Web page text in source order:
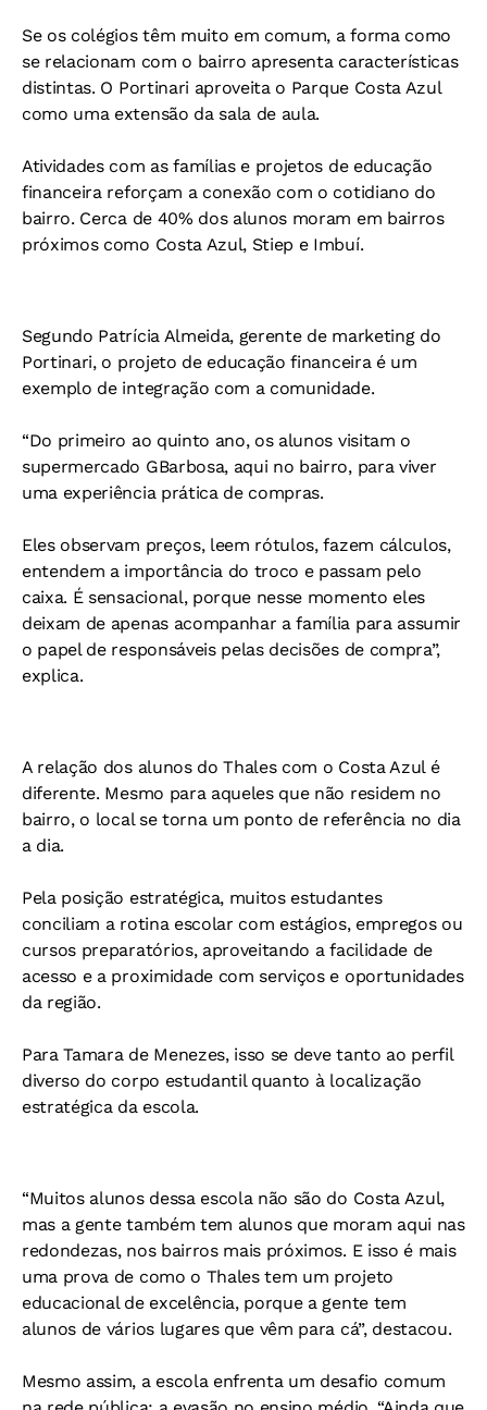
Se os colégios têm muito em comum, a forma como
se relacionam com o bairro apresenta características
distintas. O Portinari aproveita o Parque Costa Azul
como uma extensão da sala de aula.
Atividades com as famílias e projetos de educação
financeira reforçam a conexão com o cotidiano do
bairro. Cerca de 40% dos alunos moram em bairros
próximos como Costa Azul, Stiep e Imbuí.
Segundo Patrícia Almeida, gerente de marketing do
Portinari, o projeto de educação financeira é um
exemplo de integração com a comunidade.
“Do primeiro ao quinto ano, os alunos visitam o
supermercado GBarbosa, aqui no bairro, para viver
uma experiência prática de compras.
Eles observam preços, leem rótulos, fazem cálculos,
entendem a importância do troco e passam pelo
caixa. É sensacional, porque nesse momento eles
deixam de apenas acompanhar a família para assumir
o papel de responsáveis pelas decisões de compra”,
explica.
A relação dos alunos do Thales com o Costa Azul é
diferente. Mesmo para aqueles que não residem no
bairro, o local se torna um ponto de referência no dia
a dia.
Pela posição estratégica, muitos estudantes
conciliam a rotina escolar com estágios, empregos ou
cursos preparatórios, aproveitando a facilidade de
acesso e a proximidade com serviços e oportunidades
da região.
Para Tamara de Menezes, isso se deve tanto ao perfil
diverso do corpo estudantil quanto à localização
estratégica da escola.
“Muitos alunos dessa escola não são do Costa Azul,
mas a gente também tem alunos que moram aqui nas
redondezas, nos bairros mais próximos. E isso é mais
uma prova de como o Thales tem um projeto
educacional de excelência, porque a gente tem
alunos de vários lugares que vêm para cá”, destacou.
Mesmo assim, a escola enfrenta um desafio comum